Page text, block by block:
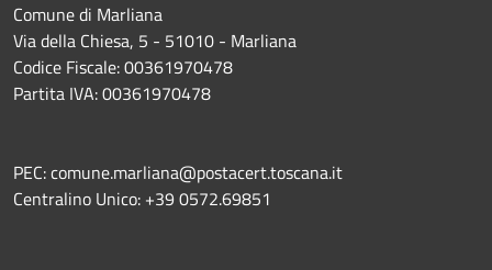
Comune di Marliana
Via della Chiesa, 5 - 51010 - Marliana
Codice Fiscale: 00361970478
Partita IVA: 00361970478
PEC: comune.marliana@postacert.toscana.it
Centralino Unico: +39 0572.69851